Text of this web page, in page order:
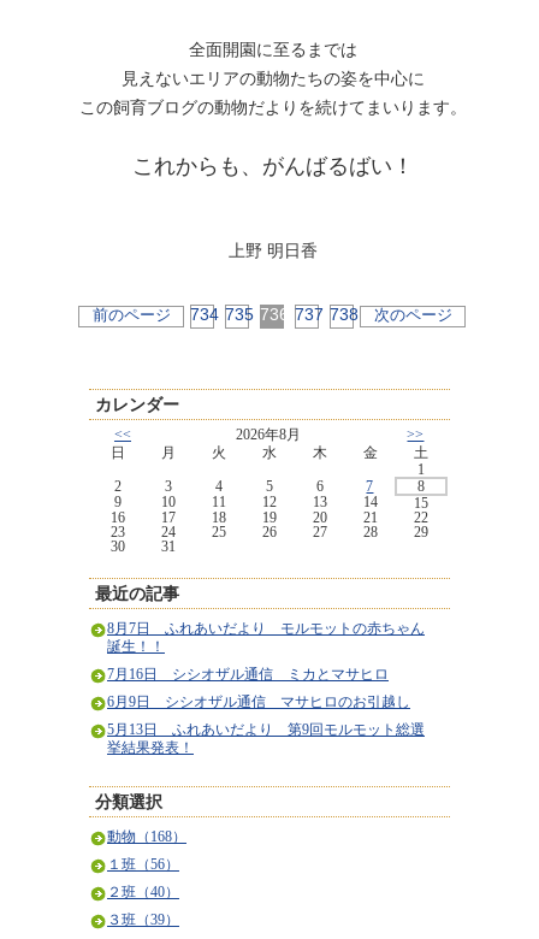
全面開園に至るまでは
見えないエリアの動物たちの姿を中心に
この飼育ブログの動物だよりを続けてまいります。
これからも、がんばるばい！
上野 明日香
前のページ 734 735 736 737 738 次のページ
カレンダー
<< 2026年8月
>>
日
月 火 水 木 金
土
1
2
3 4 5 6 7
8
9
10 11 12 13 14
15
16
17 18 19 20 21
22
23
24 25 26 27 28
29
30
31
最近の記事
8月7日 ふれあいだより モルモットの赤ちゃん
誕生！！
7月16日 シシオザル通信 ミカとマサヒロ
6月9日 シシオザル通信 マサヒロのお引越し
5月13日 ふれあいだより 第9回モルモット総選
挙結果発表！
分類選択
動物（168）
１班（56）
２班（40）
３班（39）